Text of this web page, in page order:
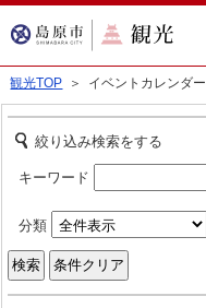
観光TOP ＞ イベントカレンダー
絞り込み検索をする
キーワード
分類